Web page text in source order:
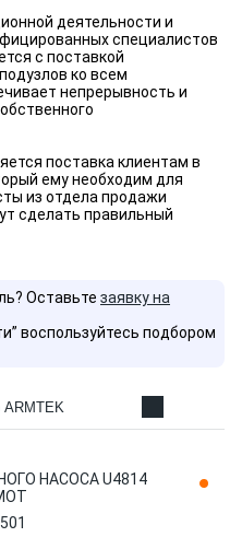
деятельности и
специалистов
с поставкой
ко всем
непрерывность и
поставка клиентам в
ему необходим для
из отдела продажи
сделать правильный
Оставьте заявку на
воспользуйтесь подбором
НАСОСА U4814